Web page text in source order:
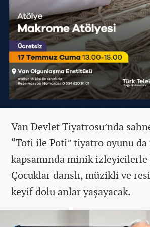
Van Devlet Tiyatrosu’nda
“Toti ile Poti” tiyatro oyunu
kapsamında minik izleyicilerle
Çocuklar danslı, müzikli ve
keyif dolu anlar yaşayacak.